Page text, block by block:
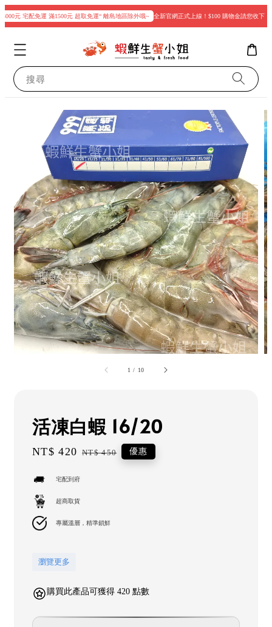
元 宅配免運 滿1500元 超取免運“ 離島地區除外哦~ 全新官網正式上線！$100 購物金請您收下
搜尋
1 / 10
活凍白蝦 16/20
Sale
NT$ 420 Regular
NT$ 450 優惠
宅配到府
超商取貨
專屬溫層，精準鎖鮮
瀏覽更多
購買此產品可獲得 420 點數